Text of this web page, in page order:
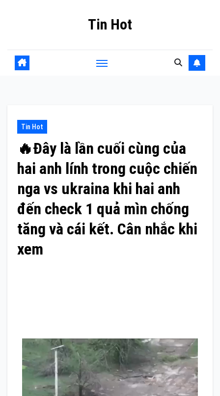
Tin Hot
Tin Hot
🔥Đây là lần cuối cùng của
hai anh lính trong cuộc chiến
nga vs ukraina khi hai anh
đến check 1 quả mìn chống
tăng và cái kết. Cân nhắc khi
xem